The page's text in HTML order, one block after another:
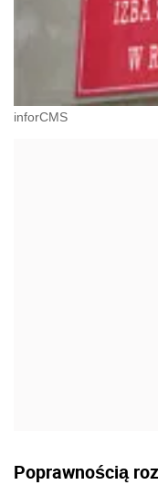
inforCMS
Poprawnością